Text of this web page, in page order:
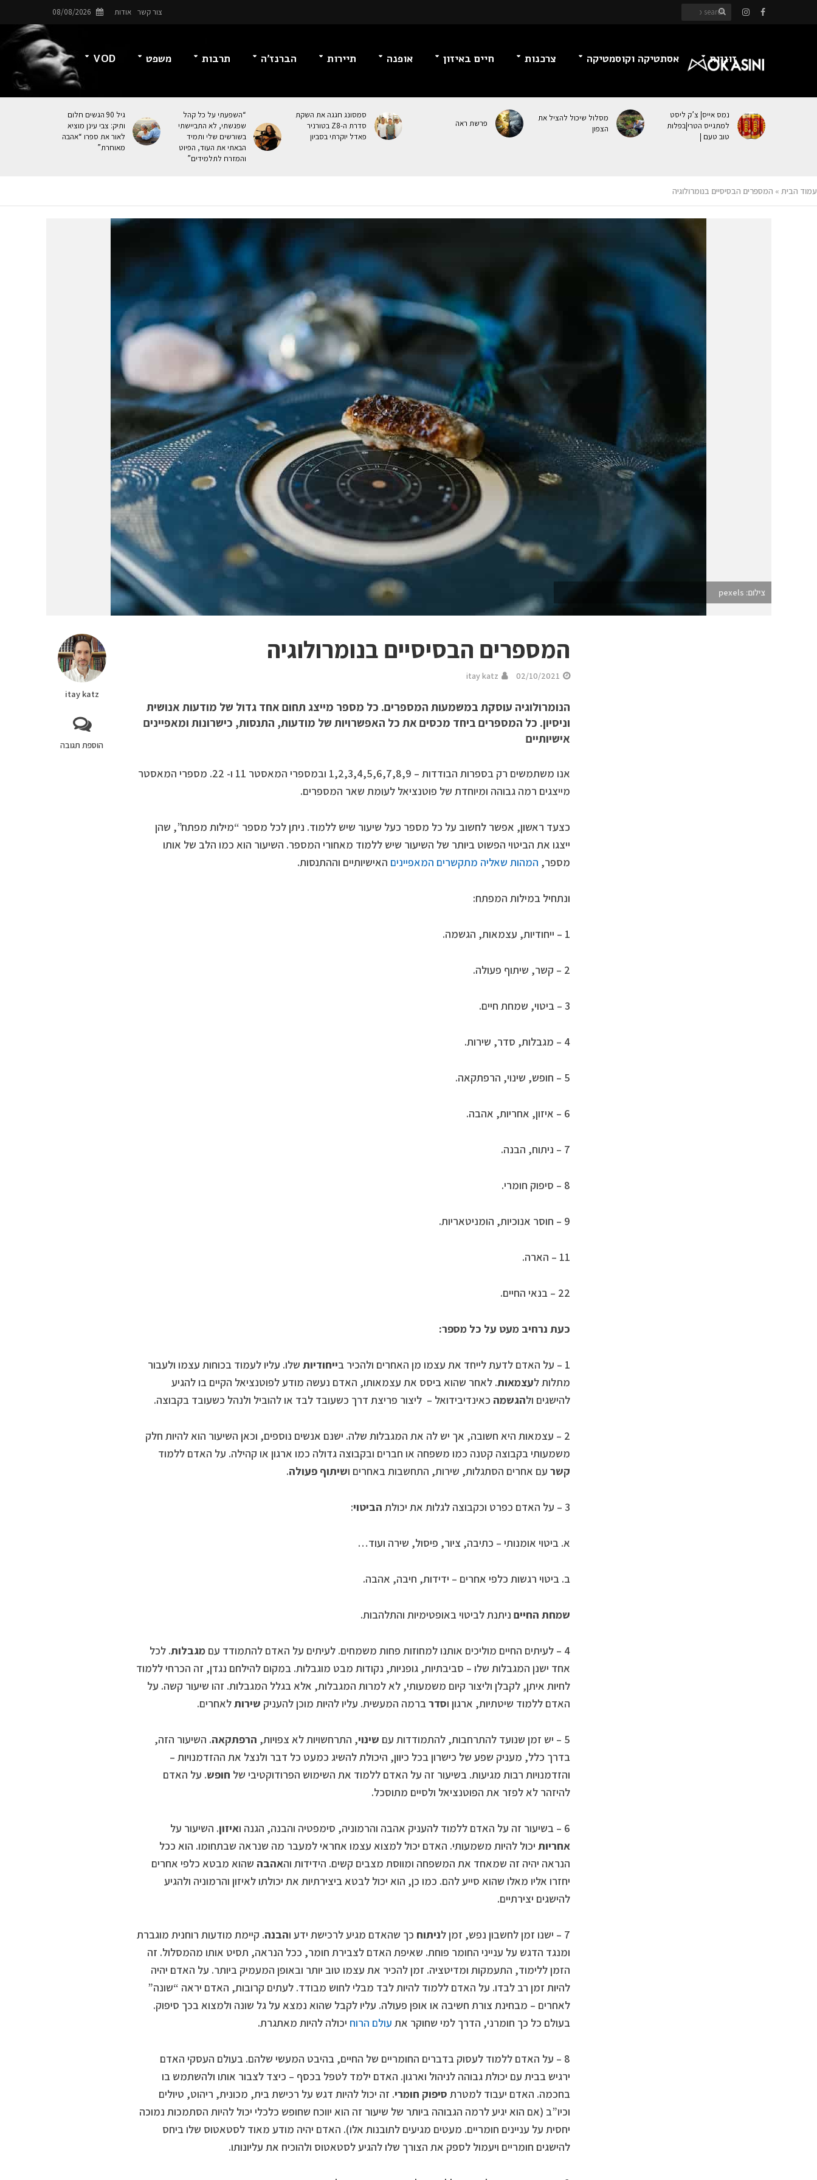
צור קשר אודות 08/08/2026
זוגיות אסתטיקה וקוסמטיקה צרכנות חיים באיזון אופנה תיירות הברנז’ה תרבות משפט VOD
נמס אייס| צ’ק ליסט
למתגייס הטרי|בפלות
טוב טעם |
מסלול שיכול להציל את
הצפון
פרשת ראה
סמסונג חגגה את השקת
סדרת ה-Z8 בטורניר
פאדל יוקרתי בסביון
“השפעתי על כל קהל
שפגשתי, לא התביישתי
בשורשים שלי ותמיד
הבאתי את העוּד, הפיוט
והמזרח לתלמידים”
גיל 90 הגשים חלום
ותיק: צבי עינן מוציא
לאור את ספרו “אהבה
מאוחרת”
עמוד הבית » המספרים הבסיסיים בנומרולוגיה
צילום: pexels
itay katz
הוספת תגובה
המספרים הבסיסיים בנומרולוגיה
02/10/2021
itay katz
הנומרולוגיה עוסקת במשמעות המספרים. כל מספר מייצג תחום אחד גדול של מודעות אנושית
וניסיון. כל המספרים ביחד מכסים את כל האפשרויות של מודעות, התנסות, כישרונות ומאפיינים
אישיותיים
אנו משתמשים רק בספרות הבודדות – 1,2,3,4,5,6,7,8,9 ובמספרי המאסטר 11 ו- 22. מספרי המאסטר
מייצגים רמה גבוהה ומיוחדת של פוטנציאל לעומת שאר המספרים.
כצעד ראשון, אפשר לחשוב על כל מספר כעל שיעור שיש ללמוד. ניתן לכל מספר “מילות מפתח”, שהן
ייצגו את הביטוי הפשוט ביותר של השיעור שיש ללמוד מאחורי המספר. השיעור הוא כמו הלב של אותו
מספר, המהות שאליה מתקשרים המאפיינים האישיותיים וההתנסות.
ונתחיל במילות המפתח:
1 – ייחודיות, עצמאות, הגשמה.
2 – קשר, שיתוף פעולה.
3 – ביטוי, שמחת חיים.
4 – מגבלות, סדר, שירות.
5 – חופש, שינוי, הרפתקאה.
6 – איזון, אחריות, אהבה.
7 – ניתוח, הבנה.
8 – סיפוק חומרי.
9 – חוסר אנוכיות, הומניטאריות.
11 – הארה.
22 – בנאי החיים.
כעת נרחיב מעט על כל מספר:
1 – על האדם לדעת לייחד את עצמו מן האחרים ולהכיר ב ייחודיותשלו. עליו לעמוד בכוחות עצמו ולעבור
מתלות לעצמאות. לאחר שהוא ביסס את עצמאותו, האדם נעשה מודע לפוטנציאל הקיים בו להגיע
להישגים ולהגשמה כאינדיבידואל – ליצור פריצת דרך כשעובד לבד או להוביל ולנהל כשעובד בקבוצה.
2 – עצמאות היא חשובה, אך יש לה את המגבלות שלה. ישנם אנשים נוספים, וכאן השיעור הוא להיות חלק
משמעותי בקבוצה קטנה כמו משפחה או חברים ובקבוצה גדולה כמו ארגון או קהילה. על האדם ללמוד
קשרעם אחרים הסתגלות, שירות, התחשבות באחרים ושיתוף פעולה.
3 – על האדם כפרט וכקבוצה לגלות את יכולת הביטוי:
א. ביטוי אומנותי – כתיבה, ציור, פיסול, שירה ועוד…
ב. ביטוי רגשות כלפי אחרים – ידידות, חיבה, אהבה.
שמחת החייםניתנת לביטוי באופטימיות והתלהבות.
4 – לעיתים החיים מוליכים אותנו למחוזות פחות משמחים. לעיתים על האדם להתמודד עם מגבלות. לכל
אחד ישנן המגבלות שלו – סביבתיות, גופניות, נקודות מבט מוגבלות. במקום להילחם נגדן, זה הכרחי ללמוד
לחיות איתן, לקבלן וליצור קיום משמעותי, לא למרות המגבלות, אלא בגלל המגבלות. זהו שיעור קשה. על
האדם ללמוד שיטתיות, ארגון וסדרברמה המעשית. עליו להיות מוכן להעניק שירותלאחרים.
5 – יש זמן שנועד להתרחבות, להתמודדות עם שינוי, התרחשויות לא צפויות, הרפתקאה. השיעור הזה,
בדרך כלל, מעניק שפע של כישרון בכל כיוון, היכולת להשיג כמעט כל דבר ולנצל את ההזדמנויות –
והזדמנויות רבות מגיעות. בשיעור זה על האדם ללמוד את השימוש הפרודוקטיבי של חופש. על האדם
להיזהר לא לפזר את הפוטנציאל ולסיים מתוסכל.
6 – בשיעור זה על האדם ללמוד להעניק אהבה והרמוניה, סימפטיה והבנה, הגנה ו איזון. השיעור על
אחריותיכול להיות משמעותי. האדם יכול למצוא עצמו אחראי למעבר מה שנראה שבתחומו. הוא ככל
הנראה יהיה זה שמאחד את המשפחה ומווסת מצבים קשים. הידידות והאהבה שהוא מבטא כלפי אחרים
יחזרו אליו מאלו שהוא סייע להם. כמו כן, הוא יכול לבטא ביצירתיות את יכולתו לאיזון והרמוניה ולהגיע
להישגים יצירתיים.
7 – ישנו זמן לחשבון נפש, זמן ל ניתוח כך שהאדם מגיע לרכישת ידע והבנה. קיימת מודעות רוחנית מוגברת
ומנגד הדגש על ענייני החומר פוחת. שאיפת האדם לצבירת חומר, ככל הנראה, תסיט אותו מהמסלול. זה
הזמן ללימוד, התעמקות ומדיטציה. זמן להכיר את עצמו טוב יותר ובאופן המעמיק ביותר. על האדם יהיה
להיות זמן רב לבדו. על האדם ללמוד להיות לבד מבלי לחוש מבודד. לעתים קרובות, האדם יראה “שונה”
לאחרים – מבחינת צורת חשיבה או אופן פעולה. עליו לקבל שהוא נמצא על גל שונה ולמצוא בכך סיפוק.
בעולם כל כך חומרני, הדרך למי שחוקר את עולם הרוח יכולה להיות מאתגרת.
8 – על האדם ללמוד לעסוק בדברים החומריים של החיים, בהיבט המעשי שלהם. בעולם העסקי האדם
ירגיש בבית עם יכולת גבוהה לניהול וארגון. האדם ילמד לטפל בכסף – כיצד לצבור אותו ולהשתמש בו
בחכמה. האדם יעבוד למטרת סיפוק חומרי. זה יכול להיות דגש על רכישת בית, מכונית, ריהוט, טיולים
וכיו”ב (אם הוא יגיע לרמה הגבוהה ביותר של שיעור זה הוא יווכח שחופש כלכלי יכול להיות הסתמכות נמוכה
יחסית על עניינים חומריים. מעטים מגיעים לתובנות אלו). האדם יהיה מודע מאוד לסטאטוס שלו ביחס
להישגים חומריים ויעמול לספק את הצורך שלו להגיע לסטאטוס ולהוכיח את עליונותו.